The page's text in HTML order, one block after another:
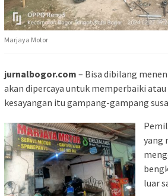
Marjaya Motor
jurnalbogor.com – Bisa dibilang
akan dipercaya untuk memperbaiki
kesayangan itu gampang-gampang
yang
luar